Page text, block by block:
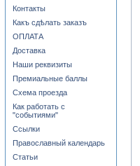
Контакты
Какъ сдѣлать заказъ
ОПЛАТА
Доставка
Наши реквизиты
Премиальные баллы
Схема проезда
Как работать с
"событиями"
Ссылки
Православный календарь
Статьи